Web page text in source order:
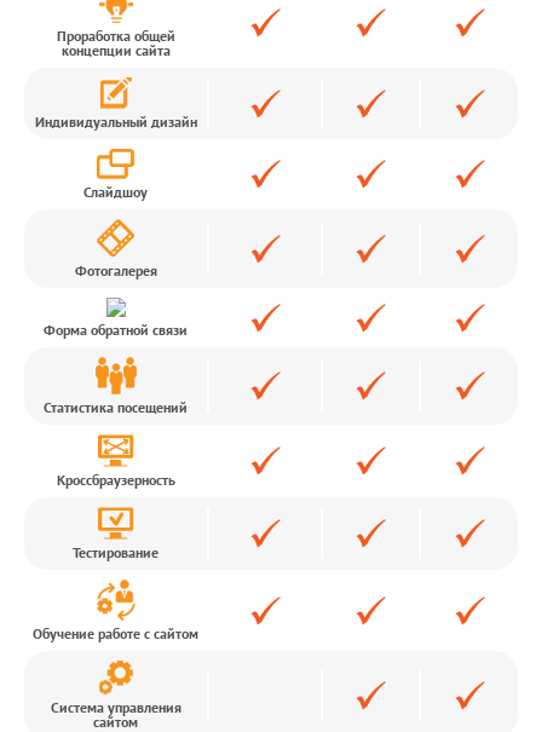
Проработка общей
концепции сайта
Индивидуальный дизайн
Слайдшоу
Фотогалерея
Форма обратной связи
Статистика посещений
Кроссбраузерность
Тестирование
Обучение работе с сайтом
Система управления
сайтом